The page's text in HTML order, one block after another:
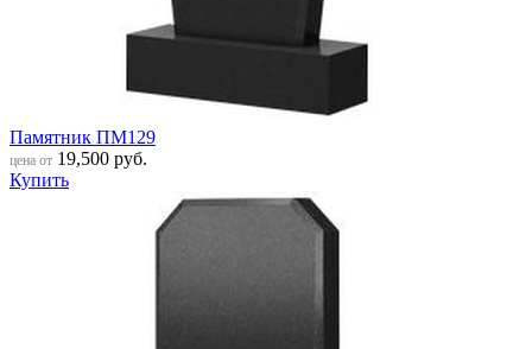
Памятник ПМ129
цена от 19,500 руб.
Купить